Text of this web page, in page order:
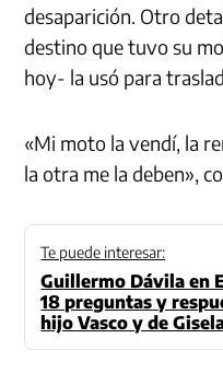
desaparición. Otro
destino que tuvo su
hoy- la usó para
«Mi moto la vendí, la
la otra me la deben»,
Te puede interesar:
Guillermo Dávila en
18 preguntas y
hijo Vasco y de